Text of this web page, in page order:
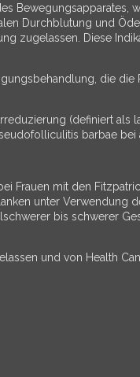
Bewegungsapparates,
Durchblutung und
zugelassen. Diese
die
(definiert als
barbae bei
mit den
unter Verwendung
bis schwerer
und von Health